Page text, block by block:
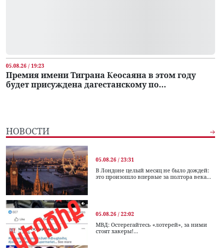
05.08.26 / 19:23
Премия имени Тиграна Кеосаяна в этом году
будет присуждена дагестанскому по...
НОВОСТИ
05.08.26 / 23:31
В Лондоне целый месяц не было дождей:
это произошло впервые за полтора века...
05.08.26 / 22:02
МВД: Остерегайтесь «лотерей», за ними
стоят хакеры!...